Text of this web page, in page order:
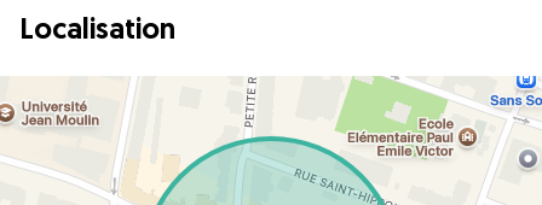
Localisation